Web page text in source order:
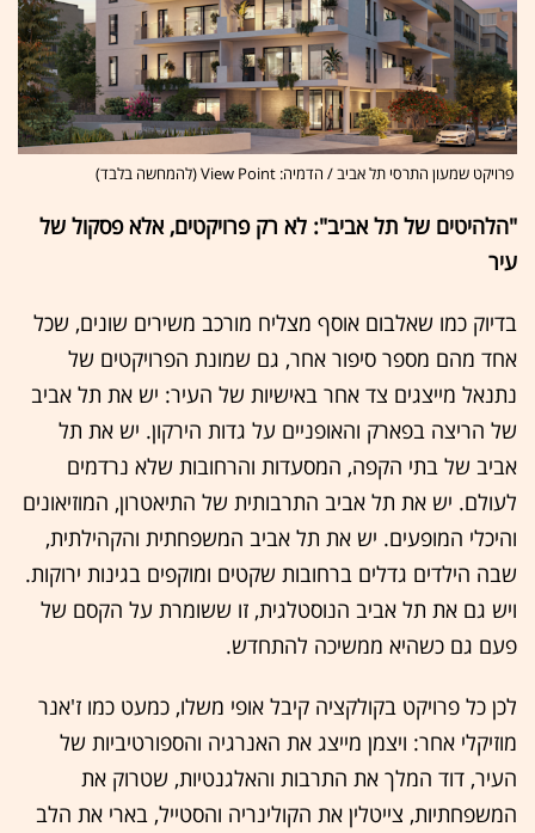
פרויקט שמעון התרסי תל אביב / הדמיה: View Point (להמחשה בלבד)
"הלהיטים של תל אביב": לא רק פרויקטים, אלא פסקול של
עיר
בדיוק כמו שאלבום אוסף מצליח מורכב משירים שונים, שכל
אחד מהם מספר סיפור אחר, גם שמונת הפרויקטים של
נתנאל מייצגים צד אחר באישיות של העיר: יש את תל אביב
של הריצה בפארק והאופניים על גדות הירקון. יש את תל
אביב של בתי הקפה, המסעדות והרחובות שלא נרדמים
לעולם. יש את תל אביב התרבותית של התיאטרון, המוזיאונים
והיכלי המופעים. יש את תל אביב המשפחתית והקהילתית,
שבה הילדים גדלים ברחובות שקטים ומוקפים בגינות ירוקות.
ויש גם את תל אביב הנוסטלגית, זו ששומרת על הקסם של
פעם גם כשהיא ממשיכה להתחדש.
לכן כל פרויקט בקולקציה קיבל אופי משלו, כמעט כמו ז'אנר
מוזיקלי אחר: ויצמן מייצג את האנרגיה והספורטיביות של
העיר, דוד המלך את התרבות והאלגנטיות, שטרוק את
המשפחתיות, צייטלין את הקולינריה והסטייל, בארי את הלב